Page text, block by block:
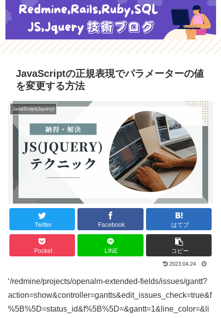
JavaScriptの正規表現でパラメーターの値
を変更する方法
JavaScript(Jquery)
Twitter Facebook はてブ
Pocket LINE コピー
2023.04.24
‘/redmine/projects/openalm-extended-fields/issues/gantt?
action=show&controller=gantts&edit_issues_check=true&f
%5B%5D=status_id&f%5B%5D=&gantt=1&line_color=&li